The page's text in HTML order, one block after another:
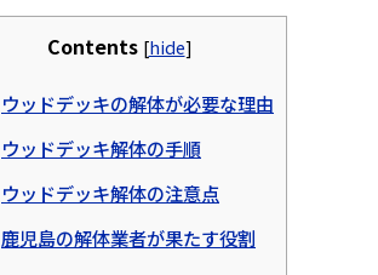
Contents [hide]
ウッドデッキの解体が必要な理由
ウッドデッキ解体の手順
ウッドデッキ解体の注意点
鹿児島の解体業者が果たす役割